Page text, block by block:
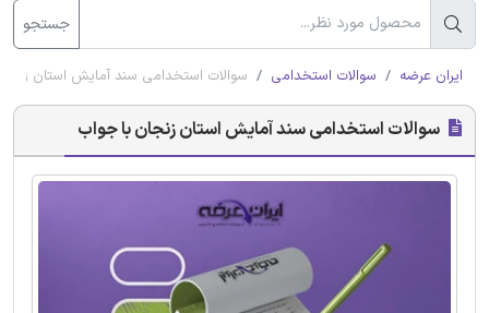
جستجو
ایران عرضه سوالات استخدامی سوالات استخدامی سند آمایش استان
سوالات استخدامی سند آمایش استان زنجان با جواب